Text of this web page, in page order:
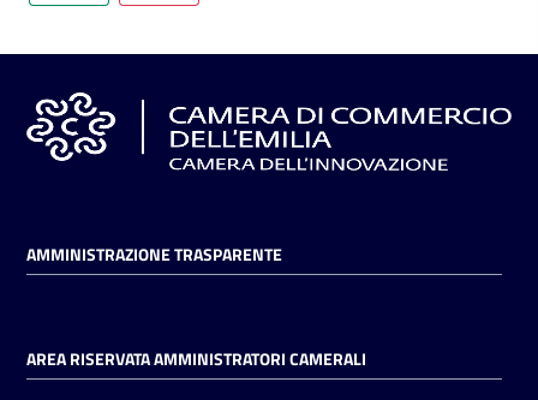
il
Tutelare
l'Impresa
Consumatore
L'impresa
in
AMMINISTRAZIONE TRASPARENTE
AREA RISERVATA AMMINISTRATORI CAMERALI